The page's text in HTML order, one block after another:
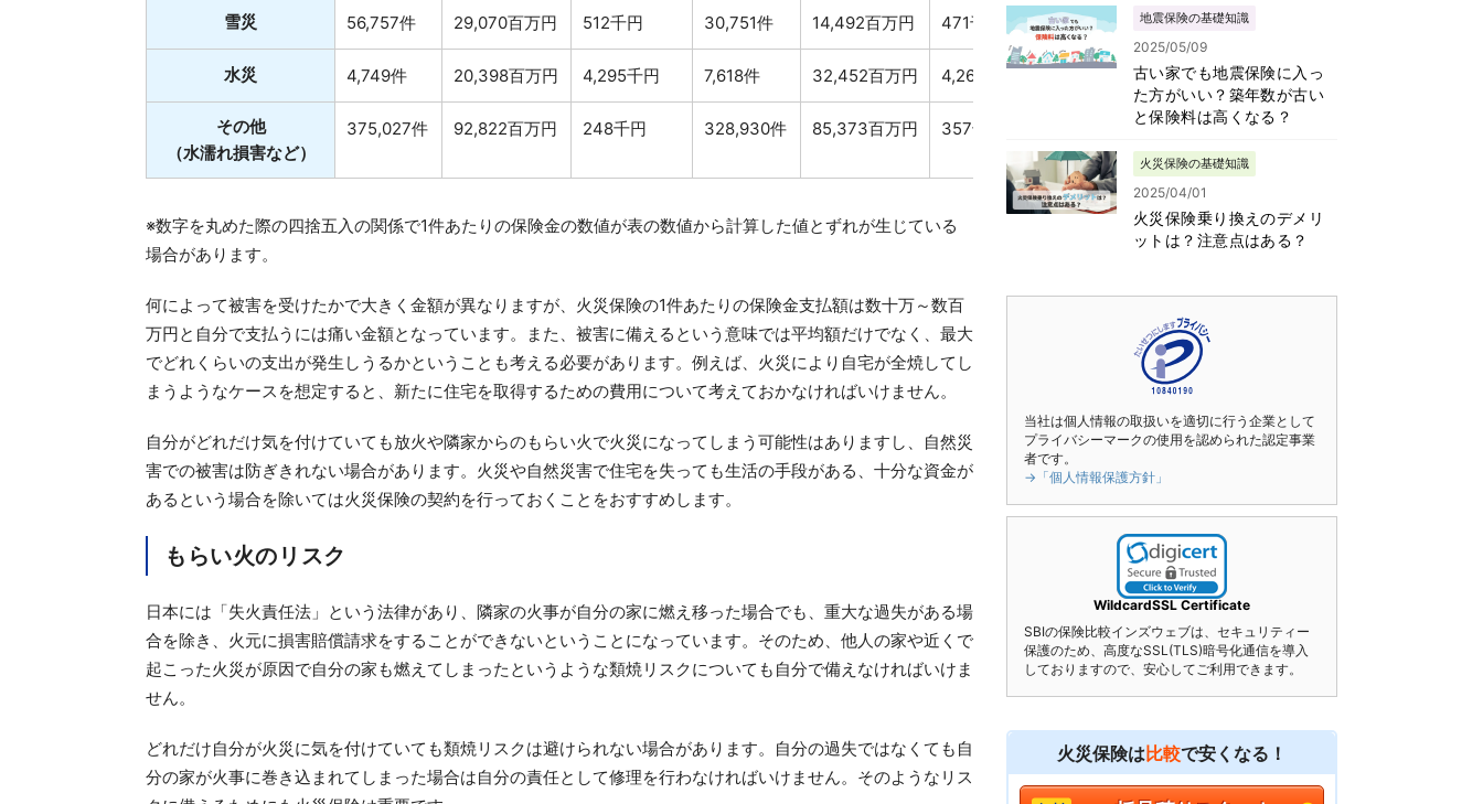
雪災 56,757件 29,070百万円 512千円 30,751件 14,492百万円 471千円
水災 4,749件 20,398百万円 4,295千円 7,618件 32,452百万円 4,260千円
その他
（水濡れ損害など）
375,027件 92,822百万円 248千円 328,930件 85,373百万円 357千円
※数字を丸めた際の四捨五入の関係で1件あたりの保険金の数値が表の数値から計算した値とずれが生じている
場合があります。
何によって被害を受けたかで大きく金額が異なりますが、火災保険の1件あたりの保険金支払額は数十万～数百
万円と自分で支払うには痛い金額となっています。また、被害に備えるという意味では平均額だけでなく、最大
でどれくらいの支出が発生しうるかということも考える必要があります。例えば、火災により自宅が全焼してし
まうようなケースを想定すると、新たに住宅を取得するための費用について考えておかなければいけません。
自分がどれだけ気を付けていても放火や隣家からのもらい火で火災になってしまう可能性はありますし、自然災
害での被害は防ぎきれない場合があります。火災や自然災害で住宅を失っても生活の手段がある、十分な資金が
あるという場合を除いては火災保険の契約を行っておくことをおすすめします。
もらい火のリスク
日本には「失火責任法」という法律があり、隣家の火事が自分の家に燃え移った場合でも、重大な過失がある場
合を除き、火元に損害賠償請求をすることができないということになっています。そのため、他人の家や近くで
起こった火災が原因で自分の家も燃えてしまったというような類焼リスクについても自分で備えなければいけま
せん。
どれだけ自分が火災に気を付けていても類焼リスクは避けられない場合があります。自分の過失ではなくても自
分の家が火事に巻き込まれてしまった場合は自分の責任として修理を行わなければいけません。そのようなリス
地震保険の基礎知識
2025/05/09
古い家でも地震保険に入っ
た方がいい？築年数が古い
と保険料は高くなる？
火災保険の基礎知識
2025/04/01
火災保険乗り換えのデメリ
ットは？注意点はある？
当社は個人情報の取扱いを適切に行う企業として
プライバシーマークの使用を認められた認定事業
者です。
→「個人情報保護方針」
WildcardSSL Certificate
SBIの保険比較インズウェブは、セキュリティー
保護のため、高度なSSL(TLS)暗号化通信を導入
しておりますので、安心してご利用できます。
火災保険は比較で安くなる！